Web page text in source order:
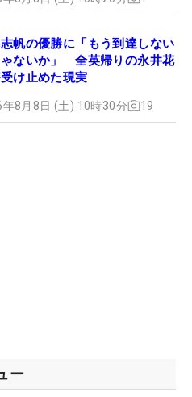
帆の優勝に「もう到達しない
ないか」 全英帰りの永井花
け止めた現実
年8月8日 (土) 10時30分 19
ー